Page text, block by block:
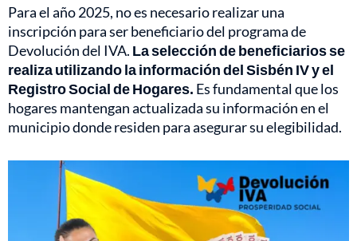
Para el año 2025, no es necesario realizar una
inscripción para ser beneficiario del programa de
Devolución del IVA. La selección de beneficiarios se
realiza utilizando la información del Sisbén IV y el
Registro Social de Hogares. Es fundamental que los
hogares mantengan actualizada su información en el
municipio donde residen para asegurar su elegibilidad.